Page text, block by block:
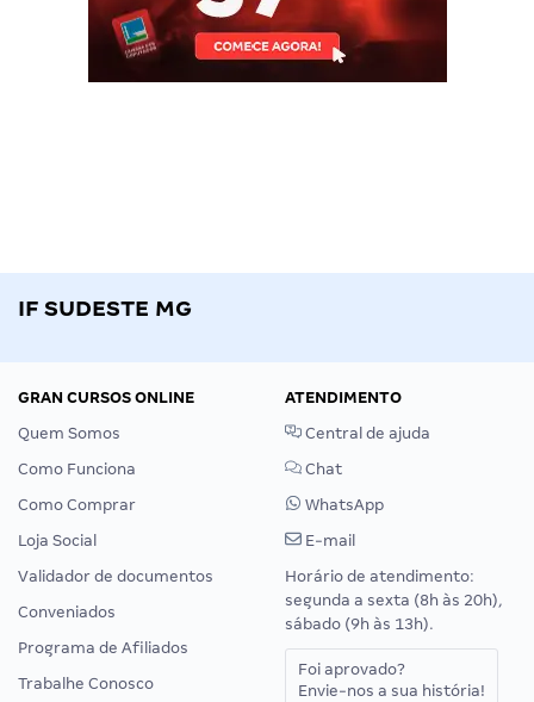
IF SUDESTE MG
GRAN CURSOS ONLINE
Quem Somos
Como Funciona
Como Comprar
Loja Social
Validador de documentos
Conveniados
Programa de Afiliados
Trabalhe Conosco
ATENDIMENTO
Central de ajuda
Chat
WhatsApp
E-mail
Horário de atendimento:
segunda a sexta (8h às 20h),
sábado (9h às 13h).
Foi aprovado?
Envie-nos a sua história!